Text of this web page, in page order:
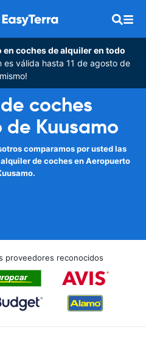
en coches de alquiler en todo
es válida hasta 11 de agosto de
coches
Kuusamo
comparamos por usted las
de coches en Aeropuerto
proveedores reconocidos